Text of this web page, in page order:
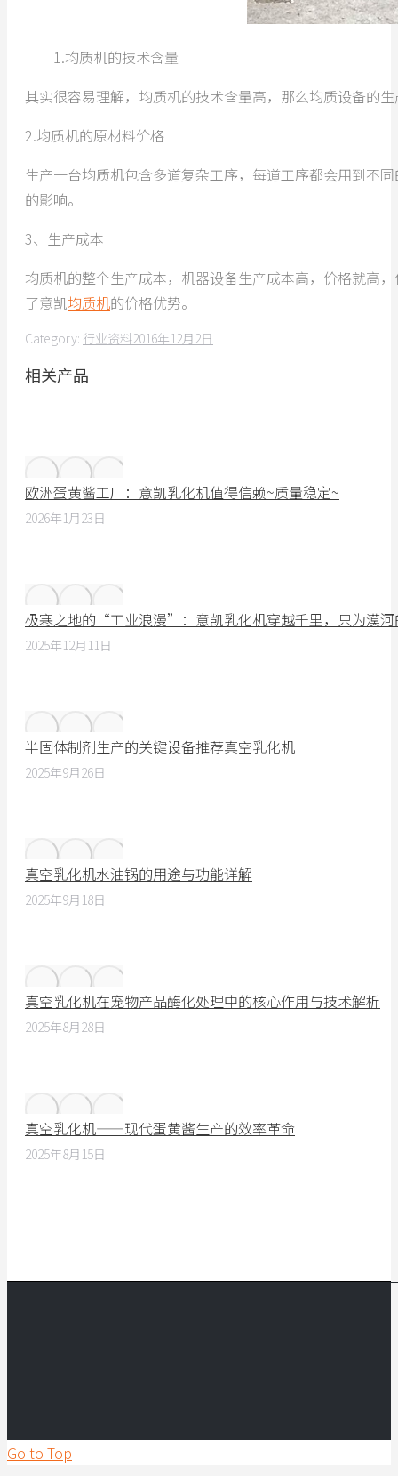
1.均质机的技术含量
其实很容易理解，均质机的技术含量高，那么均质设备的
2.均质机的原材料价格
生产一台均质机包含多道复杂工序，每道工序都会用到不
的影响。
3、生产成本
均质机的整个生产成本，机器设备生产成本高，价格就高
了意凯均质机的价格优势。
Category: 行业资料2016年12月2日
相关产品
欧洲蛋黄酱工厂：意凯乳化机值得信赖~质量稳定~
2026年1月23日
极寒之地的“工业浪漫”：意凯乳化机穿越千里，只为漠河
2025年12月11日
半固体制剂生产的关键设备推荐真空乳化机
2025年9月26日
真空乳化机水油锅的用途与功能详解
2025年9月18日
真空乳化机在宠物产品酶化处理中的核心作用与技术解析
2025年8月28日
真空乳化机——现代蛋黄酱生产的效率革命
2025年8月15日
Go to Top